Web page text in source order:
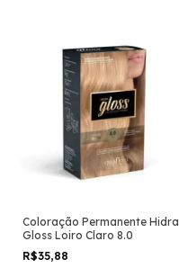
Coloração Permanente Hidra
Gloss Loiro Claro 8.0
R$35,88